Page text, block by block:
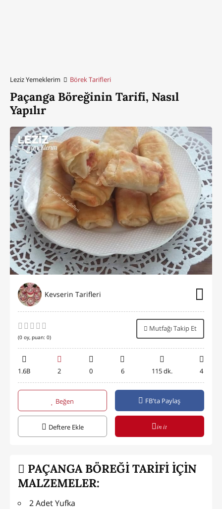
Leziz Yemeklerim Börek Tarifleri
Paçanga Böreğinin Tarifi, Nasıl
Yapılır
Kevserin Tarifleri
(0 oy, puan: 0)
Mutfağı Takip Et
1.6B 2 0 6 115 dk. 4
Beğen FB'ta Paylaş
Deftere Ekle in it
PAÇANGA BÖREĞİ TARİFİ İÇİN
MALZEMELER:
2 Adet Yufka